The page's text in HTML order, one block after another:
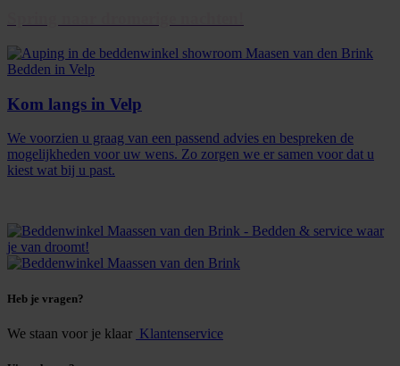
Kom langs in Velp
We voorzien u graag van een passend advies en bespreken de
mogelijkheden voor uw wens. Zo zorgen we er samen voor dat u
kiest wat bij u past.
Heb je vragen?
We staan voor je klaar Klantenservice